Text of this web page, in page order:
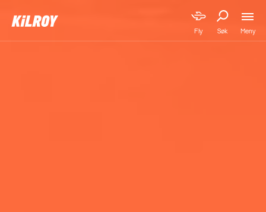
Fly Søk Meny